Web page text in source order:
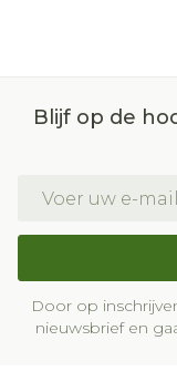
Blijf op de
Door op
nieuwsbrief en